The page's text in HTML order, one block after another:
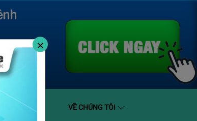
HỖ TRỢ VỀ CHÚNG TÔI
×